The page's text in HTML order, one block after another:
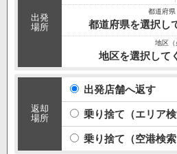
出発
場所
都道府県を選択し
地区を選択して
返却
場所
出発店舗へ返す
乗り捨て（エリア検
乗り捨て（空港検索